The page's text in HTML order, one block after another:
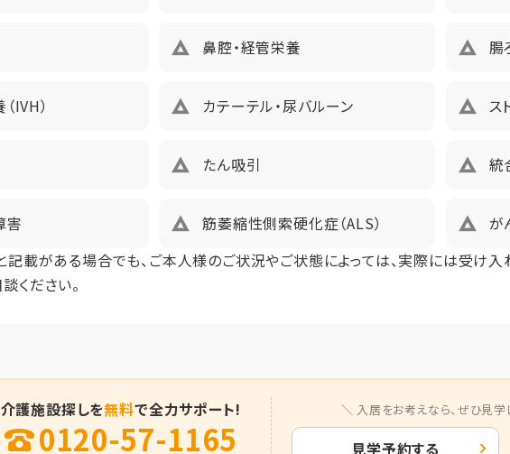
鼻腔・経管栄養 腸
IVH） カテーテル・尿バルーン ス
たん吸引 統
害 筋萎縮性側索硬化症（ALS）
が
記載がある場合でも、ご本人様のご状況やご状態によっては、実際には受け入
ください。
介護施設探しを無料で全力サポート!
0120-57-1165
入居をお考えなら、ぜひ見学
見学予約する